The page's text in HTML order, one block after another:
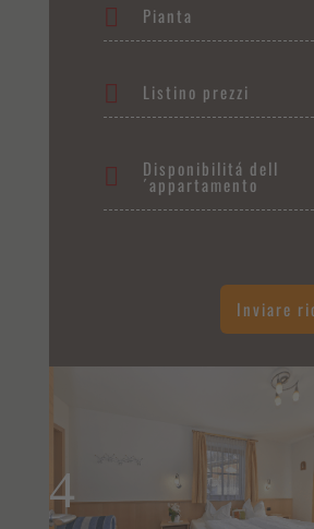
Pianta
Listino prezzi
Disponibilitá dell
´appartamento
Inviare